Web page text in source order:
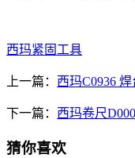
西玛紧固工具
上一篇： 西玛C0936 焊
下一篇： 西玛卷尺
猜你喜欢